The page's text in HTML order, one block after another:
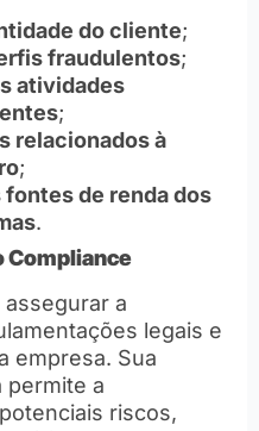
do cliente;
fraudulentos;
atividades
;
relacionados à
;
fontes de renda dos
.
Compliance
assegurar a
legais e
empresa. Sua
permite a
riscos,